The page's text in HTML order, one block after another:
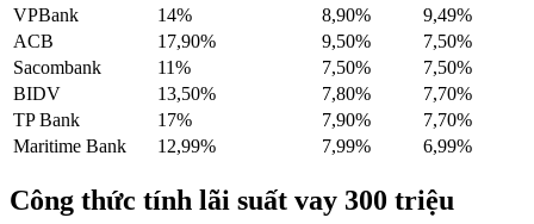
VPBank
14% 8,90%
9,49%
ACB
17,90% 9,50%
7,50%
Sacombank
11% 7,50%
7,50%
BIDV
13,50% 7,80%
7,70%
TP Bank
17% 7,90%
7,70%
Maritime Bank
12,99% 7,99% 6,99%
Công thức tính lãi suất vay 300 triệu